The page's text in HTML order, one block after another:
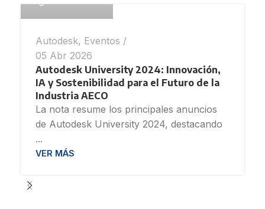
Autodesk, Eventos
05 Abr 2026
Autodesk University 2024: Innovación,
IA y Sostenibilidad para el Futuro de la
Industria AECO
La nota resume los principales anuncios
de Autodesk University 2024, destacando
...
VER MÁS